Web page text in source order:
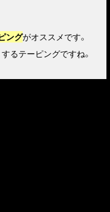
ングがオススメです。
るテーピングですね。